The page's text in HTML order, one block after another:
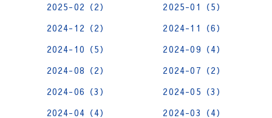
2025-02（2）
2025-01（5）
2024-12（2）
2024-11（6）
2024-10（5）
2024-09（4）
2024-08（2）
2024-07（2）
2024-06（3）
2024-05（3）
2024-04（4）
2024-03（4）